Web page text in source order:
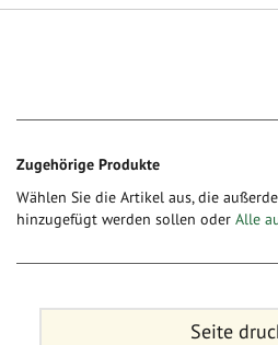
Zugehörige Produkte
Wählen Sie die Artikel aus, die
hinzugefügt werden sollen oder Alle
Seite